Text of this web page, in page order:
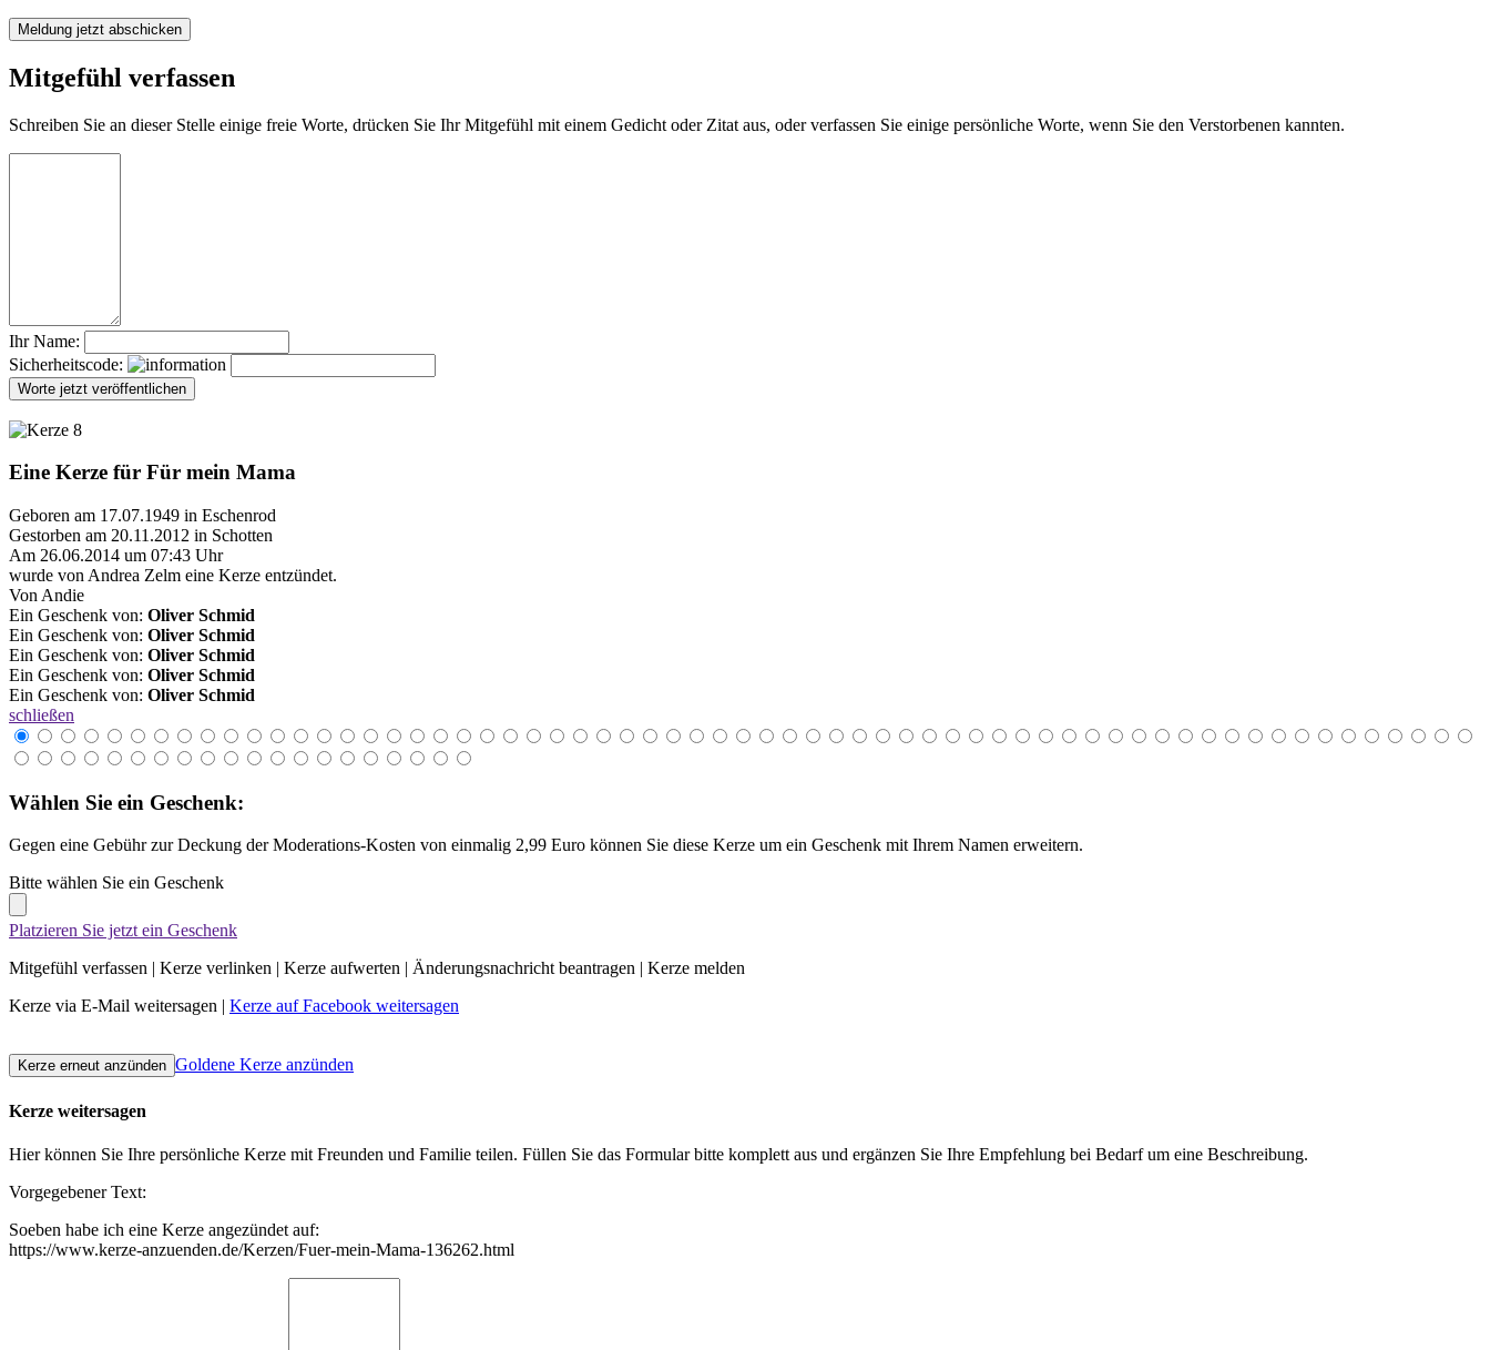
Mitgefühl verfassen
Schreiben Sie an dieser Stelle einige freie Worte, drücken Sie Ihr Mitgefühl mit einem Gedicht oder Zitat aus, oder verfassen Sie einige persönliche Worte, wenn Sie den Verstorbenen kannten.
Ihr Name:
Sicherheitscode:
Eine Kerze für Für mein Mama
Geboren am 17.07.1949 in Eschenrod
Gestorben am 20.11.2012 in Schotten
Am 26.06.2014 um 07:43 Uhr
wurde von Andrea Zelm eine Kerze entzündet.
Von Andie
Ein Geschenk von: Oliver Schmid
Ein Geschenk von: Oliver Schmid
Ein Geschenk von: Oliver Schmid
Ein Geschenk von: Oliver Schmid
Ein Geschenk von: Oliver Schmid
schließen
Wählen Sie ein Geschenk:
Gegen eine Gebühr zur Deckung der Moderations-Kosten von einmalig 2,99 Euro können Sie diese Kerze um ein Geschenk mit Ihrem Namen erweitern.
Bitte wählen Sie ein Geschenk
Platzieren Sie jetzt ein Geschenk
Mitgefühl verfassen
Kerze verlinken Kerze aufwerten Änderungsnachricht beantragen
Kerze melden
Kerze via E-Mail weitersagen
Kerze auf Facebook weitersagen
Goldene Kerze anzünden
Kerze weitersagen
Hier können Sie Ihre persönliche Kerze mit Freunden und Familie teilen. Füllen Sie das Formular bitte komplett aus und ergänzen Sie Ihre Empfehlung bei Bedarf um eine Beschreibung.
Vorgegebener Text:
Soeben habe ich eine Kerze angezündet auf:
https://www.kerze-anzuenden.de/Kerzen/Fuer-mein-Mama-136262.html